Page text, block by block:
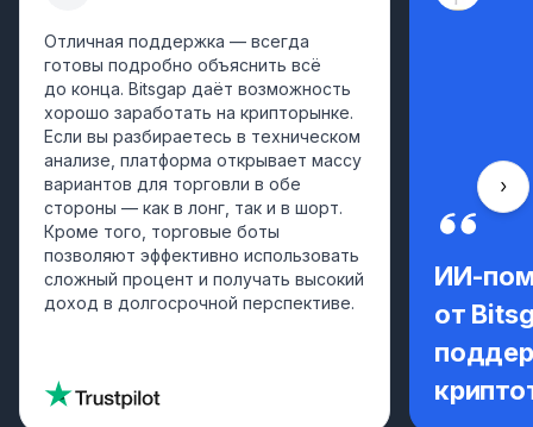
Отличная поддержка — всегда
готовы подробно объяснить всё
до конца. Bitsgap даёт возможность
хорошо заработать на крипторынке.
Если вы разбираетесь в техническом
анализе, платформа открывает массу
вариантов для торговли в обе
стороны — как в лонг, так и в шорт.
Кроме того, торговые боты
позволяют эффективно использовать
сложный процент и получать высокий
доход в долгосрочной перспективе.
ИИ-
от